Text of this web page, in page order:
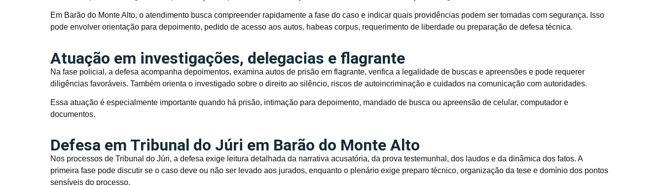
Em Barão do Monte Alto, o atendimento busca compreender rapidamente a fase do caso e indicar quais providências podem ser tomadas com segurança. Isso
pode envolver orientação para depoimento, pedido de acesso aos autos, habeas corpus, requerimento de liberdade ou preparação de defesa técnica.
Atuação em investigações, delegacias e flagrante
Na fase policial, a defesa acompanha depoimentos, examina autos de prisão em flagrante, verifica a legalidade de buscas e apreensões e pode requerer
diligências favoráveis. Também orienta o investigado sobre o direito ao silêncio, riscos de autoincriminação e cuidados na comunicação com autoridades.
Essa atuação é especialmente importante quando há prisão, intimação para depoimento, mandado de busca ou apreensão de celular, computador e
documentos.
Defesa em Tribunal do Júri em Barão do Monte Alto
Nos processos de Tribunal do Júri, a defesa exige leitura detalhada da narrativa acusatória, da prova testemunhal, dos laudos e da dinâmica dos fatos. A
primeira fase pode discutir se o caso deve ou não ser levado aos jurados, enquanto o plenário exige preparo técnico, organização da tese e domínio dos pontos
sensíveis do processo.